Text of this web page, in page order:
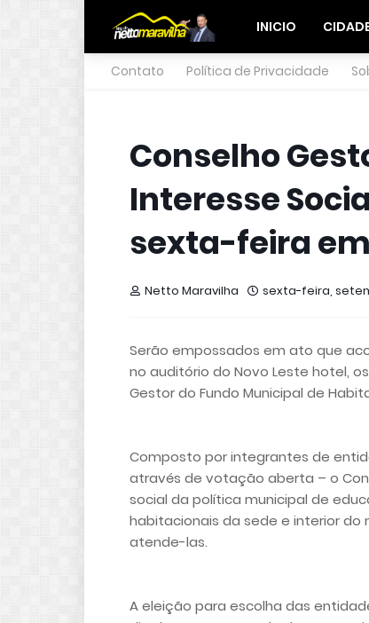
INICIO
Contato Política de Privacidade
Conselho
Interesse
sexta-feira
Netto Maravilha sexta-feira,
Serão empossados em ato que
no auditório do Novo Leste hotel,
Gestor do Fundo Municipal de
Composto por integrantes de
através de votação aberta – o
social da política municipal de
habitacionais da sede e interior
atende-las.
A eleição para escolha das